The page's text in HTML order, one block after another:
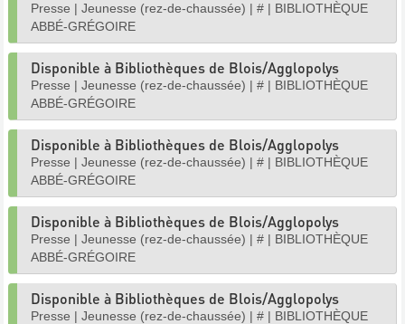
Presse | Jeunesse (rez-de-chaussée) | # | BIBLIOTHÈQUE
ABBÉ-GRÉGOIRE
Disponible à Bibliothèques de Blois/Agglopolys
Presse | Jeunesse (rez-de-chaussée) | # | BIBLIOTHÈQUE
ABBÉ-GRÉGOIRE
Disponible à Bibliothèques de Blois/Agglopolys
Presse | Jeunesse (rez-de-chaussée) | # | BIBLIOTHÈQUE
ABBÉ-GRÉGOIRE
Disponible à Bibliothèques de Blois/Agglopolys
Presse | Jeunesse (rez-de-chaussée) | # | BIBLIOTHÈQUE
ABBÉ-GRÉGOIRE
Disponible à Bibliothèques de Blois/Agglopolys
Presse | Jeunesse (rez-de-chaussée) | # | BIBLIOTHÈQUE